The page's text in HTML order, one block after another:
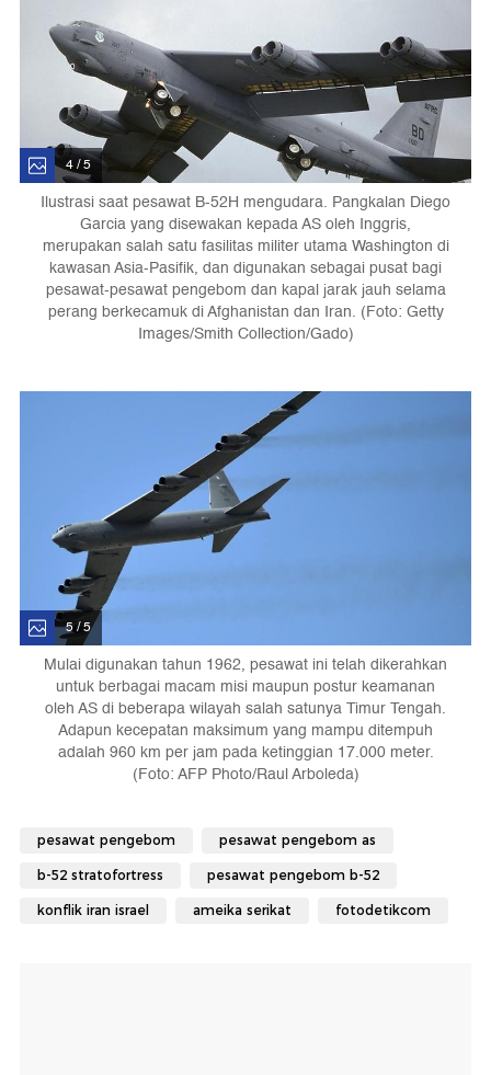
4 / 5
Ilustrasi saat pesawat B-52H mengudara. Pangkalan Diego
Garcia yang disewakan kepada AS oleh Inggris,
merupakan salah satu fasilitas militer utama Washington di
kawasan Asia-Pasifik, dan digunakan sebagai pusat bagi
pesawat-pesawat pengebom dan kapal jarak jauh selama
perang berkecamuk di Afghanistan dan Iran. (Foto: Getty
Images/Smith Collection/Gado)
5 / 5
Mulai digunakan tahun 1962, pesawat ini telah dikerahkan
untuk berbagai macam misi maupun postur keamanan
oleh AS di beberapa wilayah salah satunya Timur Tengah.
Adapun kecepatan maksimum yang mampu ditempuh
adalah 960 km per jam pada ketinggian 17.000 meter.
(Foto: AFP Photo/Raul Arboleda)
pesawat pengebom pesawat pengebom as
b-52 stratofortress pesawat pengebom b-52
konflik iran israel ameika serikat fotodetikcom